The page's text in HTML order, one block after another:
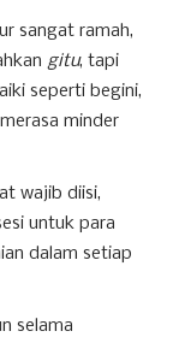
sangat ramah,
gitu, tapi
seperti begini,
minder
wajib diisi,
untuk para
dalam setiap
selama